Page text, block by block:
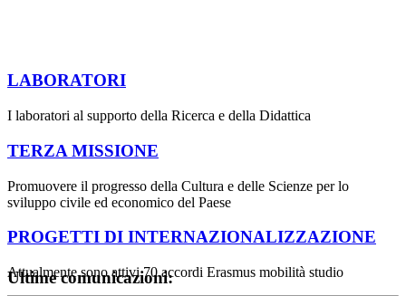
LABORATORI
I laboratori al supporto della Ricerca e della Didattica
TERZA MISSIONE
Promuovere il progresso della Cultura e delle Scienze per lo
sviluppo civile ed economico del Paese
PROGETTI DI INTERNAZIONALIZZAZIONE
Attualmente sono attivi 70 accordi Erasmus mobilità studio
Ultime comunicazioni: